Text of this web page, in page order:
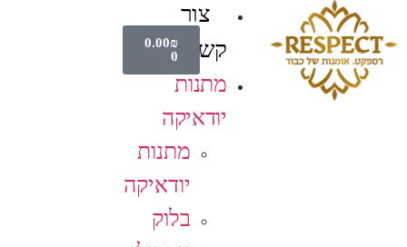
צור
קשר
מתנות
יודאיקה
מתנות
יודאיקה
בלוק
0.00₪
0